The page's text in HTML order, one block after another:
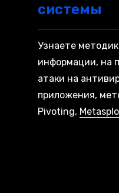
системы
Узнаете
информации, на
атаки на
приложения,
Pivoting,